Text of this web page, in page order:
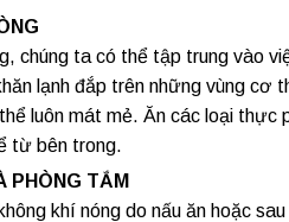
chúng ta có thể tập trung vào
lạnh đắp trên những vùng cơ
luôn mát mẻ. Ăn các loại
từ bên trong.
PHÒNG TẮM
khí nóng do nấu ăn hoặc